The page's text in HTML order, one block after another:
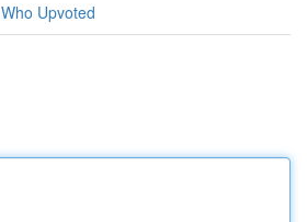
Who Upvoted